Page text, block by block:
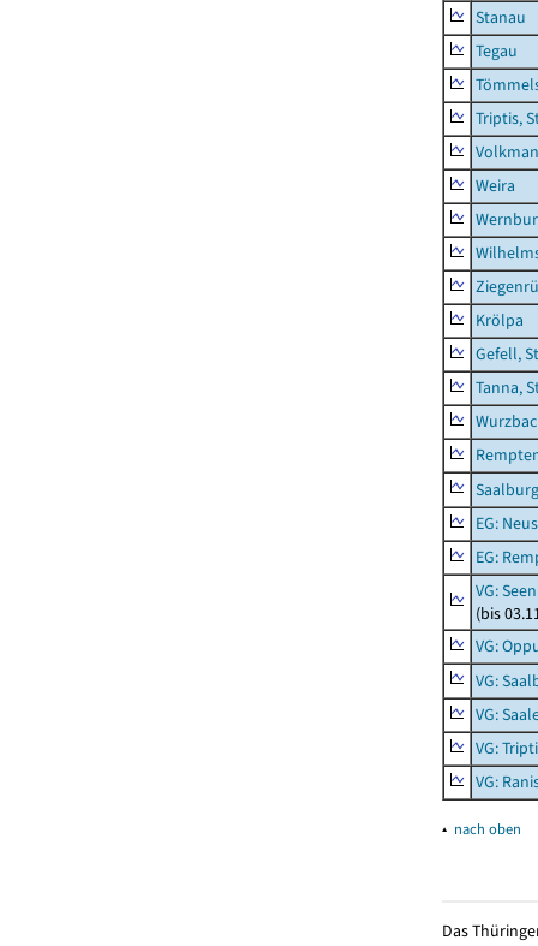
Stanau
Tegau
Triptis,
Weira
Krölpa
Gefell,
Tanna,
EG:
EG:
VG:
(bis
VG:
VG:
VG:
VG:
VG:
▴ nach oben
Das